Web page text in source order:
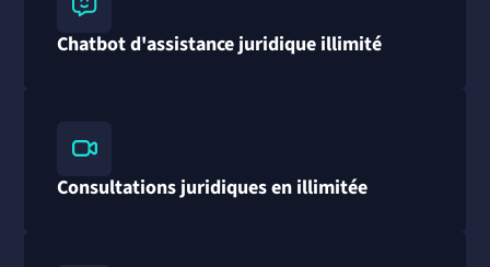
Chatbot d'assistance juridique illimité
Consultations juridiques en illimitée